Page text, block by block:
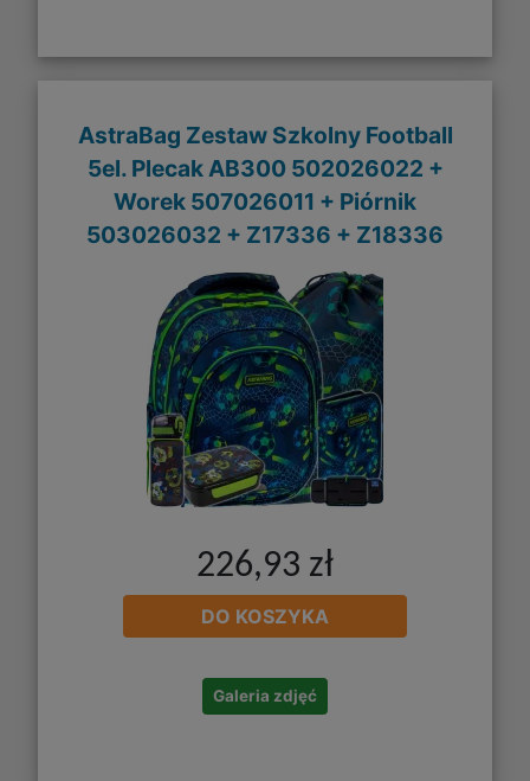
AstraBag Zestaw Szkolny Football
5el. Plecak AB300 502026022 +
Worek 507026011 + Piórnik
503026032 + Z17336 + Z18336
226,93 zł
DO KOSZYKA
Galeria zdjęć